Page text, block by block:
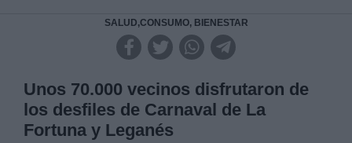
SALUD,CONSUMO, BIENESTAR
Unos 70.000 vecinos disfrutaron de
los desfiles de Carnaval de La
Fortuna y Leganés
Legitimación: